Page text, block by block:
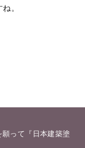
。
願って『 日本建築塗